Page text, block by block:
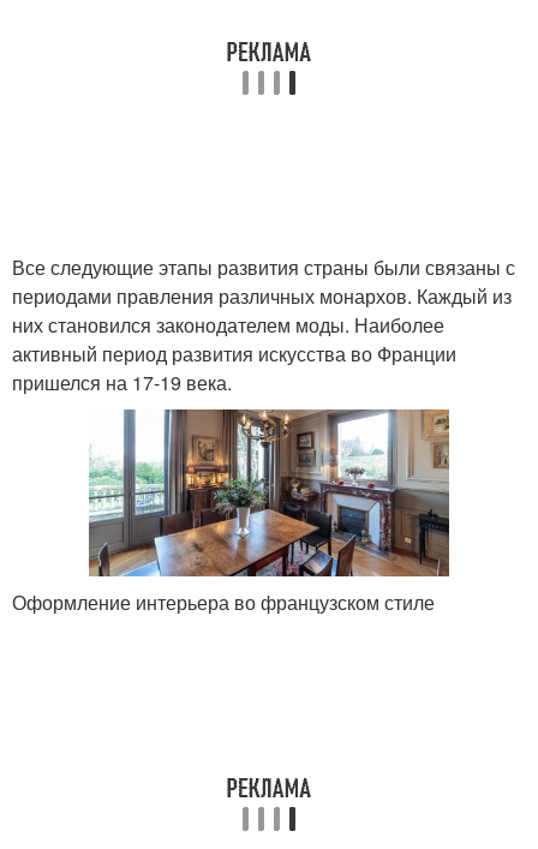
Все следующие этапы развития страны были связаны с
периодами правления различных монархов. Каждый из
них становился законодателем моды. Наиболее
активный период развития искусства во Франции
пришелся на 17-19 века.
Оформление интерьера во французском стиле